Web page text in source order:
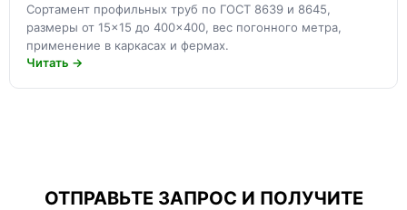
Сортамент профильных труб по ГОСТ 8639 и 8645,
размеры от 15×15 до 400×400, вес погонного метра,
применение в каркасах и фермах.
Читать →
ОТПРАВЬТЕ ЗАПРОС И ПОЛУЧИТЕ